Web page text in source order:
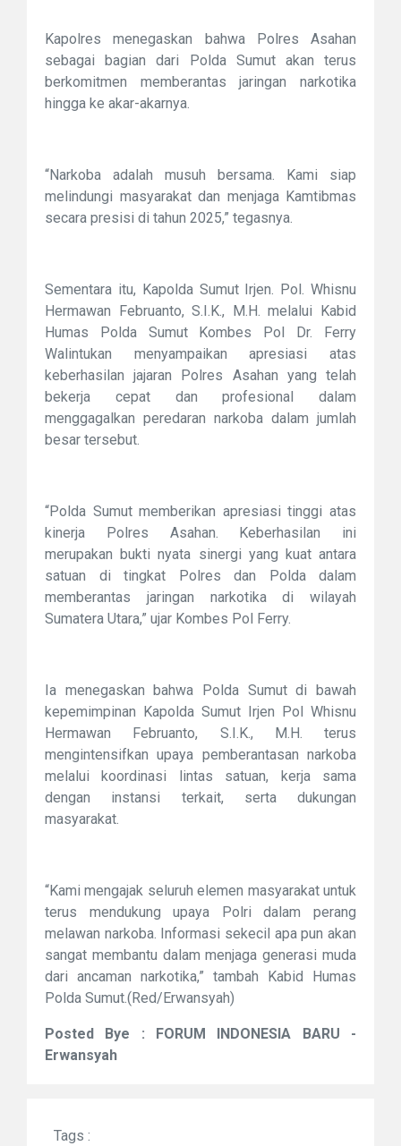
Kapolres menegaskan bahwa Polres Asahan
sebagai bagian dari Polda Sumut akan terus
berkomitmen memberantas jaringan narkotika
hingga ke akar-akarnya.
“Narkoba adalah musuh bersama. Kami siap
melindungi masyarakat dan menjaga Kamtibmas
secara presisi di tahun 2025,” tegasnya.
Sementara itu, Kapolda Sumut Irjen. Pol. Whisnu
Hermawan Februanto, S.I.K., M.H. melalui Kabid
Humas Polda Sumut Kombes Pol Dr. Ferry
Walintukan menyampaikan apresiasi atas
keberhasilan jajaran Polres Asahan yang telah
bekerja cepat dan profesional dalam
menggagalkan peredaran narkoba dalam jumlah
besar tersebut.
“Polda Sumut memberikan apresiasi tinggi atas
kinerja Polres Asahan. Keberhasilan ini
merupakan bukti nyata sinergi yang kuat antara
satuan di tingkat Polres dan Polda dalam
memberantas jaringan narkotika di wilayah
Sumatera Utara,” ujar Kombes Pol Ferry.
Ia menegaskan bahwa Polda Sumut di bawah
kepemimpinan Kapolda Sumut Irjen Pol Whisnu
Hermawan Februanto, S.I.K., M.H. terus
mengintensifkan upaya pemberantasan narkoba
melalui koordinasi lintas satuan, kerja sama
dengan instansi terkait, serta dukungan
masyarakat.
“Kami mengajak seluruh elemen masyarakat untuk
terus mendukung upaya Polri dalam perang
melawan narkoba. Informasi sekecil apa pun akan
sangat membantu dalam menjaga generasi muda
dari ancaman narkotika,” tambah Kabid Humas
Polda Sumut.(Red/Erwansyah)
Posted Bye : FORUM INDONESIA BARU -
Erwansyah
Tags :